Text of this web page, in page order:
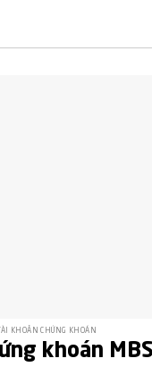
KHOẢN CHỨNG KHOÁN
khoán